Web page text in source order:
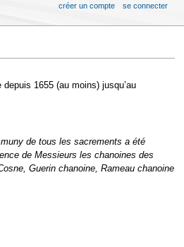
1655 (au moins) jusqu’au
de tous les sacrements a été
de Messieurs les chanoines des
Guerin chanoine, Rameau chanoine
créer un compte se connecter